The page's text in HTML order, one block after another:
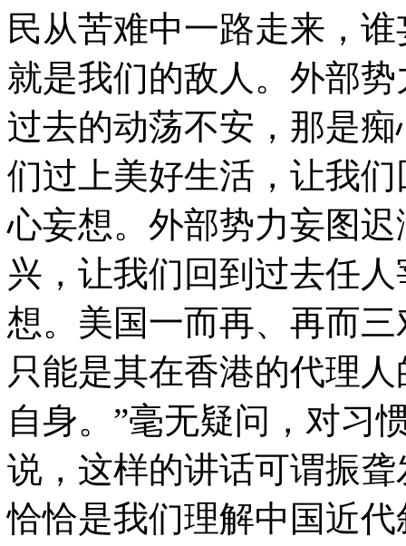
民从苦难中一路走来，
就是我们的敌人。外部
过去的动荡不安，那是
们过上美好生活，让我
心妄想。外部势力妄图
兴，让我们回到过去任
想。美国一而再、再而
只能是其在香港的代理
自身。”毫无疑问，对习
说，这样的讲话可谓振
恰恰是我们理解中国近